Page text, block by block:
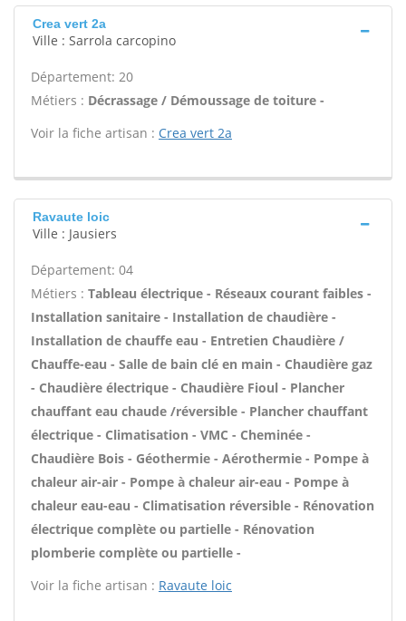
Crea vert 2a
Ville : Sarrola carcopino
Département: 20
Métiers : Décrassage / Démoussage de toiture -
Voir la fiche artisan : Crea vert 2a
Ravaute loic
Ville : Jausiers
Département: 04
Métiers : Tableau électrique - Réseaux courant faibles -
Installation sanitaire - Installation de chaudière -
Installation de chauffe eau - Entretien Chaudière /
Chauffe-eau - Salle de bain clé en main - Chaudière gaz
- Chaudière électrique - Chaudière Fioul - Plancher
chauffant eau chaude /réversible - Plancher chauffant
électrique - Climatisation - VMC - Cheminée -
Chaudière Bois - Géothermie - Aérothermie - Pompe à
chaleur air-air - Pompe à chaleur air-eau - Pompe à
chaleur eau-eau - Climatisation réversible - Rénovation
électrique complète ou partielle - Rénovation
plomberie complète ou partielle -
Voir la fiche artisan : Ravaute loic